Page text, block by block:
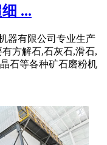
...
器有限公司专业生产
方解石,石灰石,滑石,
石等各种矿石磨粉机